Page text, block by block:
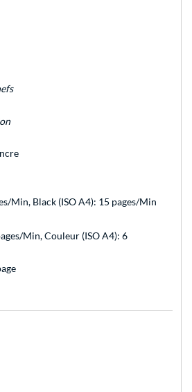
Min, Black (ISO A4): 15 pages/Min
Min, Couleur (ISO A4): 6